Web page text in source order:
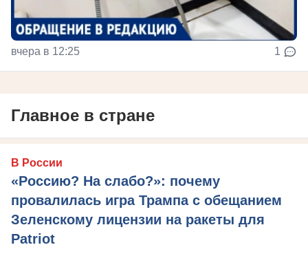
вчера в 12:25 1
Главное в стране
В России
«Россию? На слабо?»: почему
провалилась игра Трампа с обещанием
Зеленскому лицензии на ракеты для
Patriot